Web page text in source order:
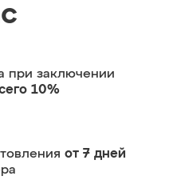
при заключении
10%
от 7 дней